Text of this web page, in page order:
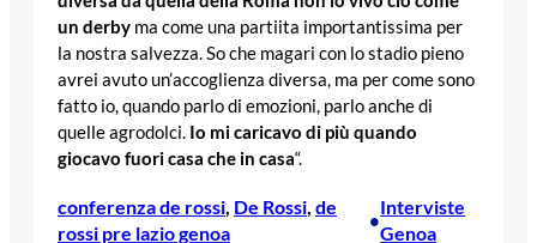
un derby ma come una partiita importantissima per
la nostra salvezza. So che magari con lo stadio pieno
avrei avuto un’accoglienza diversa, ma per come sono
fatto io, quando parlo di emozioni, parlo anche di
quelle agrodolci. Io mi caricavo di più quando
giocavo fuori casa che in casa“.
conferenza de rossi, De Rossi, de
rossi pre lazio genoa
•
Interviste
Genoa